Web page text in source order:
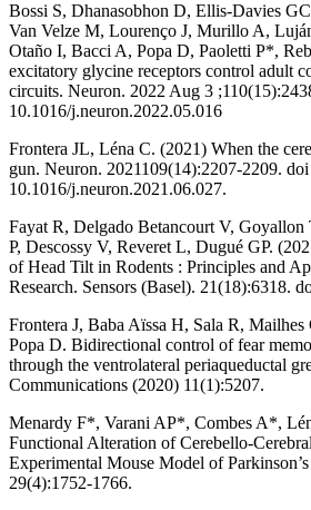
Bossi S, Dhanasobhon D, Ellis-Davies
Van Velze M, Lourenço J, Murillo A,
Otaño I, Bacci A, Popa D, Paoletti P*,
excitatory glycine receptors control adult
circuits. Neuron. 2022 Aug 3
10.1016/j.neuron.2022.05.016
Frontera JL, Léna C. (2021) When the
gun. Neuron. 2021109(14):2207-2209. doi
10.1016/j.neuron.2021.06.027.
Fayat R, Delgado Betancourt V, Goyallon
P, Descossy V, Reveret L, Dugué GP.
of Head Tilt in Rodents : Principles and
Research. Sensors (Basel). 21(18):6318.
Frontera J, Baba Aïssa H, Sala R,
Popa D. Bidirectional control of fear
through the ventrolateral periaqueductal
Communications (2020) 11(1):5207.
Menardy F*, Varani AP*, Combes A*,
Functional Alteration of Cerebello-
Experimental Mouse Model of
29(4):1752-1766.